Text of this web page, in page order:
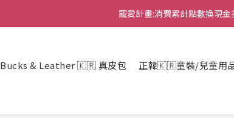
Welcome to GOODBUY. 加
寵愛計畫:消費累計點數換現金
Bucks & Leather 🇰🇷 真皮包 正韓🇰🇷童裝/兒童用